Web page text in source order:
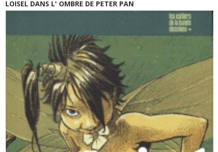
LOISEL DANS L' OMBRE DE PETER PAN